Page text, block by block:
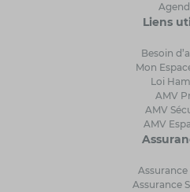
Liens
Besoin
Mon
Loi
AMV
AMV
AMV
Assurance